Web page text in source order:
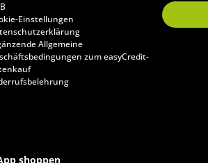
Einstellungen
Allgemeine
zum easyCredit-
shoppen